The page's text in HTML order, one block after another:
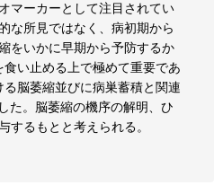
マーカーとして注目されてい
な所見ではなく、病初期から
をいかに早期から予防するか
い止める上で極めて重要であ
脳萎縮並びに病巣蓄積と関連
た。脳萎縮の機序の解明、ひ
するもとと考えられる。